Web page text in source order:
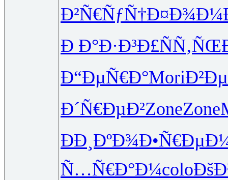
Ð²Ñ€ÑƒÑ†
Ð Ð°Ð·Ð³Ð£ÑÑ‚ÑŒ
Ð“ÐµÑ€Ð°Mori
Ð´Ñ€ÐµÐ²ZoneZone
ÐÐ¸ÐºÐ¾
Ñ…Ñ€Ð°Ð¼colo